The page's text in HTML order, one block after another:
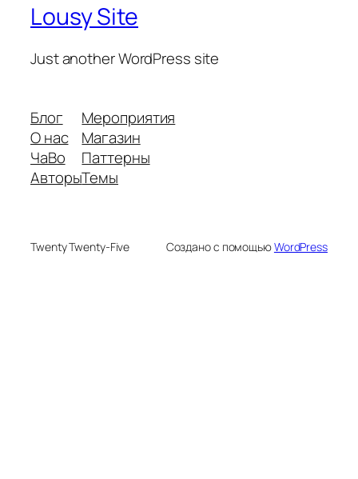
Lousy Site
Just another WordPress site
Блог
О нас
ЧаВо
Авторы
Мероприятия
Магазин
Паттерны
Темы
Twenty Twenty-Five Создано с помощьюWordPress